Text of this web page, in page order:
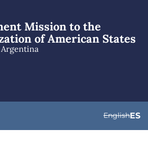
Mission to the
of American States
EnglishES